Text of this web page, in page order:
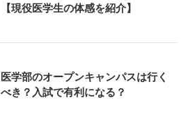
【現役医学生の体感を紹介】
医学部のオープンキャンパスは行く
べき？入試で有利になる？